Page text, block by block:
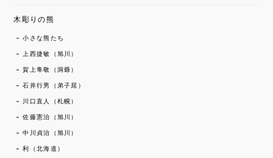
木彫りの熊
小さな熊たち
上西捷敏（旭川）
賀上隼敬（洞爺）
石井行男（弟子屈）
川口直人（札幌）
佐藤憲治（旭川）
中川貞治（旭川）
利（北海道）